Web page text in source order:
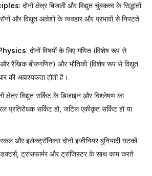
: दोनों क्षेत्र बिजली और विद्युत चुंबकत्व के सिद्धांतों
और विद्युत आवेशों के व्यवहार और प्रभावों से निपटते
: दोनों विषयों के लिए गणित (विशेष रूप से
रैखिक बीजगणित) और भौतिकी (विशेष रूप से विद्युत
की आवश्यकता होती है।
क्षेत्र विद्युत सर्किट के डिजाइन और विश्लेषण का
सर्किट हों, जटिल एकीकृत सर्किट हों या
और इलेक्ट्रॉनिक्स दोनों इंजीनियर बुनियादी घटकों
ट्रांसफार्मर और ट्रांजिस्टर के साथ काम करते